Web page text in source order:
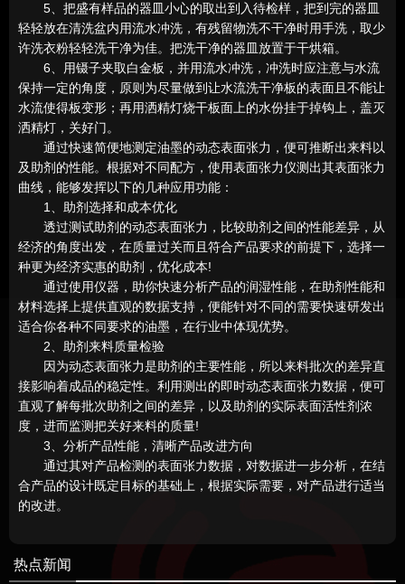
5、把盛有样品的器皿小心的取出到入待检样，把到完的器皿
轻轻放在清洗盆内用流水冲洗，有残留物洗不干净时用手洗，取少
许洗衣粉轻轻洗干净为佳。把洗干净的器皿放置于干烘箱。
6、用镊子夹取白金板，并用流水冲洗，冲洗时应注意与水流
保持一定的角度，原则为尽量做到让水流洗干净板的表面且不能让
水流使得板变形；再用洒精灯烧干板面上的水份挂于掉钩上，盖灭
洒精灯，关好门。
通过快速简便地测定油墨的动态表面张力，便可推断出来料以
及助剂的性能。根据对不同配方，使用表面张力仪测出其表面张力
曲线，能够发挥以下的几种应用功能：
1、助剂选择和成本优化
透过测试助剂的动态表面张力，比较助剂之间的性能差异，从
经济的角度出发，在质量过关而且符合产品要求的前提下，选择一
种更为经济实惠的助剂，优化成本!
通过使用仪器，助你快速分析产品的润湿性能，在助剂性能和
材料选择上提供直观的数据支持，便能针对不同的需要快速研发出
适合你各种不同要求的油墨，在行业中体现优势。
2、助剂来料质量检验
因为动态表面张力是助剂的主要性能，所以来料批次的差异直
接影响着成品的稳定性。利用测出的即时动态表面张力数据，便可
直观了解每批次助剂之间的差异，以及助剂的实际表面活性剂浓
度，进而监测把关好来料的质量!
3、分析产品性能，清晰产品改进方向
通过其对产品检测的表面张力数据，对数据进一步分析，在结
合产品的设计既定目标的基础上，根据实际需要，对产品进行适当
的改进。
热点新闻